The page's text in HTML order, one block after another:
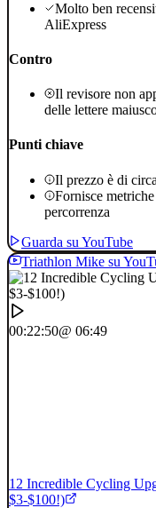
Molto ben
AliExpress
Contro
Il revisore non
delle lettere
Punti chiave
Il prezzo è di
Fornisce
percorrenza
Guarda su YouTube
Triathlon Mike su
00:22:50@ 06:49
12 Incredible Cycling
$3-$100!)